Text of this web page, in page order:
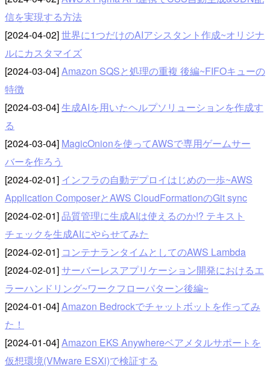
信を実現する方法
[2024-04-02]世界に1つだけのAIアシスタント作成~オリジナ
ルにカスタマイズ
[2024-03-04]Amazon SQSと処理の重複 後編~FIFOキューの
特徴
[2024-03-04]生成AIを用いたヘルプソリューションを作成す
る
[2024-03-04] MagicOnionを使ってAWSで専用ゲームサー
バーを作ろう
[2024-02-01] インフラの自動デプロイはじめの一歩~AWS
Application ComposerとAWS CloudFormationのGit sync
[2024-02-01]品質管理に生成AIは使えるのか!? テキスト
チェックを生成AIにやらせてみた
[2024-02-01] コンテナランタイムとしてのAWS Lambda
[2024-02-01]サーバーレスアプリケーション開発におけるエ
ラーハンドリング~ワークフローパターン後編~
[2024-01-04]Amazon Bedrockでチャットボットを作ってみ
た！
[2024-01-04]Amazon EKS Anywhereベアメタルサポートを
仮想環境(VMware ESXi)で検証する